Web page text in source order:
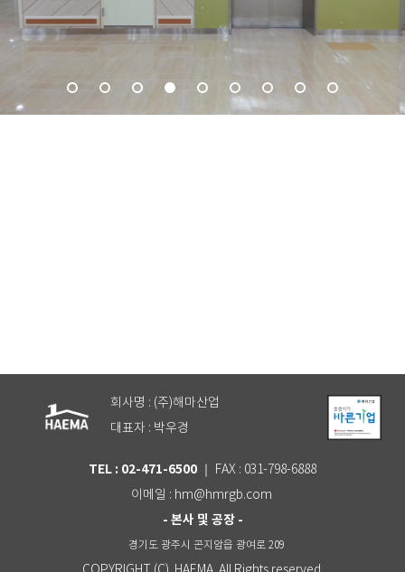
회사명 : (주)해마산업
대표자 : 박우경
TEL : 02-471-6500 ｜ FAX : 031-798-6888
이메일 : hm@hmrgb.com
- 본사 및 공장 -
경기도 광주시 곤지암읍 광여로 209